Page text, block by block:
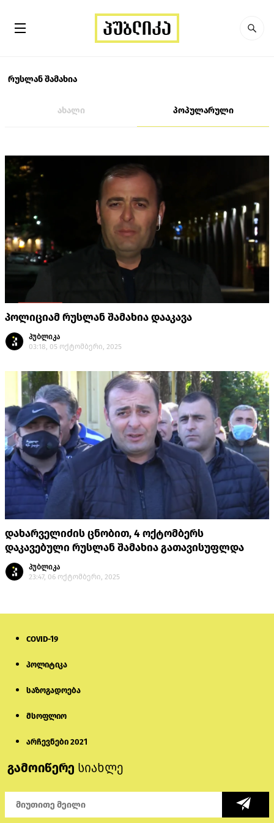
რუსლან შამახია
ახალი პოპულარული
პოლიციამ რუსლან შამახია დააკავა
პუბლიკა
03:18, 05 ოქტომბერი, 2025
დახარველიძის ცნობით, 4 ოქტომბერს
დაკავებული რუსლან შამახია გათავისუფლდა
პუბლიკა
23:47, 06 ოქტომბერი, 2025
COVID-19
პოლიტიკა
საზოგადოება
მსოფლიო
არჩევნები 2021
გამოიწერე სიახლე